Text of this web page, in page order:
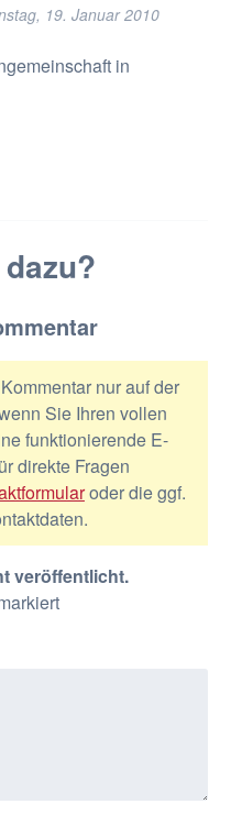
19. Januar 2010
in
nur auf der
Sie Ihren vollen
funktionierende E-
direkte Fragen
oder die ggf.
veröffentlicht.